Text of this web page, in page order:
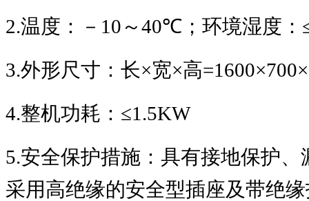
2.温度：－ 10 ～40℃ ；环境湿度：
3.外形尺寸：长×宽×高
4.整机功耗： ≤1.5KW
5.安全保护措施：具有接地保护
采用高绝缘的安全型插座及带绝